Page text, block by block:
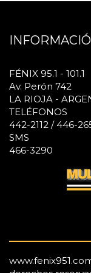
FÉNIX 95.1 - 101.1
Av. Perón 742
LA RIOJA -
TELÉFONOS
442-2112 / 446-
SMS
466-3290